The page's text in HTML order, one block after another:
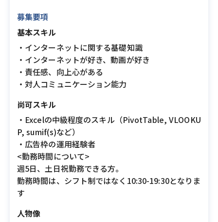
募集要項
基本スキル
・インターネットに関する基礎知識
・インターネットが好き、動画が好き
・責任感、向上心がある
・対人コミュニケーション能力
尚可スキル
・Excelの中級程度のスキル（PivotTable, VLOOKU
P, sumif(s)など）
・広告枠の運用経験者
<勤務時間について>
週5日、土日祝勤務できる方。
勤務時間は、シフト制ではなく10:30-19:30となりま
す
人物像